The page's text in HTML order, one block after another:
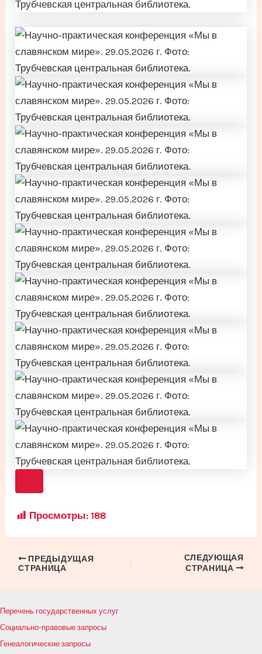
Просмотры: 188
Навигация
ПРЕДЫДУЩАЯ
СТРАНИЦА
СЛЕДУЮЩАЯ
СТРАНИЦА
Перечень государственных услуг
Социально-правовые запросы
Генеалогические запросы